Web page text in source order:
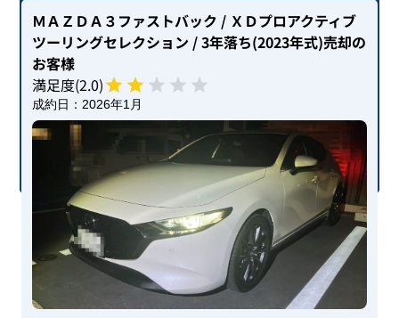
ＭＡＺＤＡ３ファストバック / ＸＤプロアクティブ
ツーリングセレクション / 3年落ち(2023年式)売却の
お客様
満足度(2.0)
成約日： 2026年1月